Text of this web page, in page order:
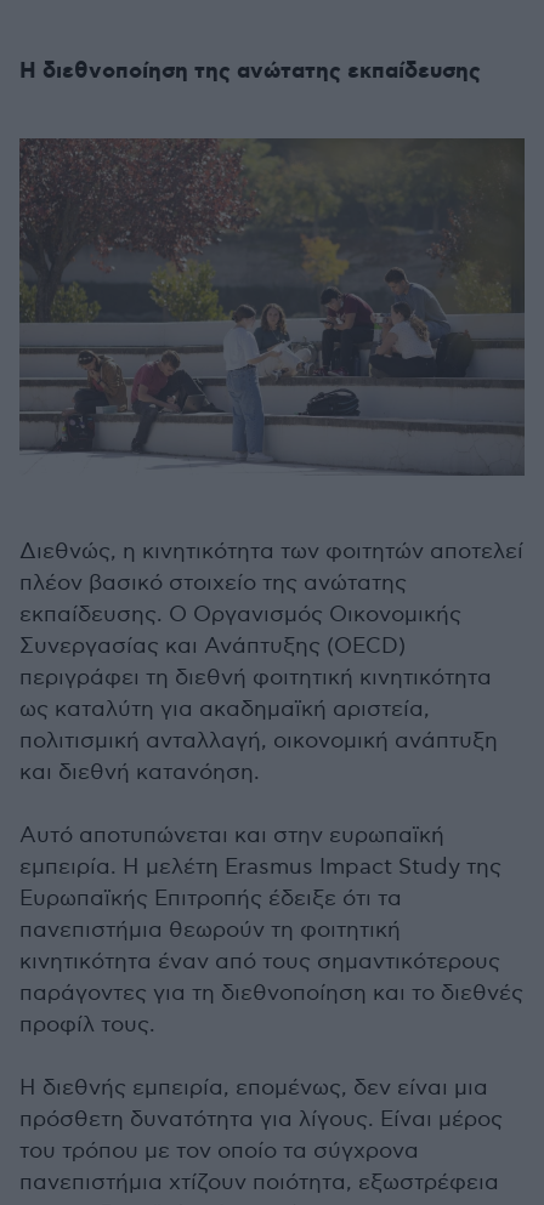
Η διεθνοποίηση της ανώτατης εκπαίδευσης
Διεθνώς, η κινητικότητα των φοιτητών αποτελεί
πλέον βασικό στοιχείο της ανώτατης
εκπαίδευσης. Ο Οργανισμός Οικονομικής
Συνεργασίας και Ανάπτυξης (OECD)
περιγράφει τη διεθνή φοιτητική κινητικότητα
ως καταλύτη για ακαδημαϊκή αριστεία,
πολιτισμική ανταλλαγή, οικονομική ανάπτυξη
και διεθνή κατανόηση.
Αυτό αποτυπώνεται και στην ευρωπαϊκή
εμπειρία. Η μελέτη Erasmus Impact Study της
Ευρωπαϊκής Επιτροπής έδειξε ότι τα
πανεπιστήμια θεωρούν τη φοιτητική
κινητικότητα έναν από τους σημαντικότερους
παράγοντες για τη διεθνοποίηση και το διεθνές
προφίλ τους.
Η διεθνής εμπειρία, επομένως, δεν είναι μια
πρόσθετη δυνατότητα για λίγους. Είναι μέρος
του τρόπου με τον οποίο τα σύγχρονα
πανεπιστήμια χτίζουν ποιότητα, εξωστρέφεια